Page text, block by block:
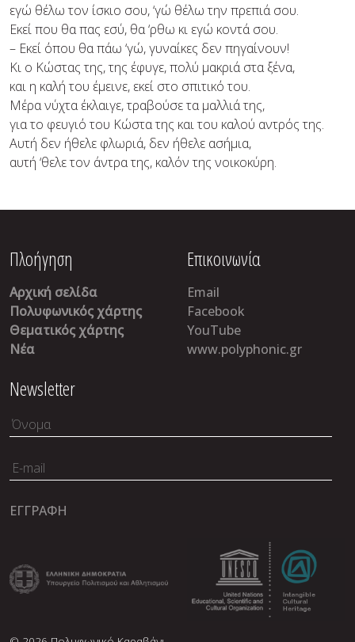
εγώ θέλω τον ίσκιο σου, ‘γώ θέλω την πρεπιά σου.
Εκεί που θα πας εσύ, θα ‘ρθω κι εγώ κοντά σου.
– Εκεί όπου θα πάω ‘γώ, γυναίκες δεν πηγαίνουν!
Κι ο Κώστας της, της έφυγε, πολύ μακριά στα ξένα,
και η καλή του έμεινε, εκεί στο σπιτικό του.
Μέρα νύχτα έκλαιγε, τραβούσε τα μαλλιά της,
για το φευγιό του Κώστα της και του καλού αντρός της.
Αυτή δεν ήθελε φλωριά, δεν ήθελε ασήμια,
αυτή ‘θελε τον άντρα της, καλόν της νοικοκύρη.
Πλοήγηση
Αρχική σελίδα
Πολυφωνικός χάρτης
Θεματικός χάρτης
Νέα
Επικοινωνία
Email
Facebook
YouTube
www.polyphonic.gr
Newsletter